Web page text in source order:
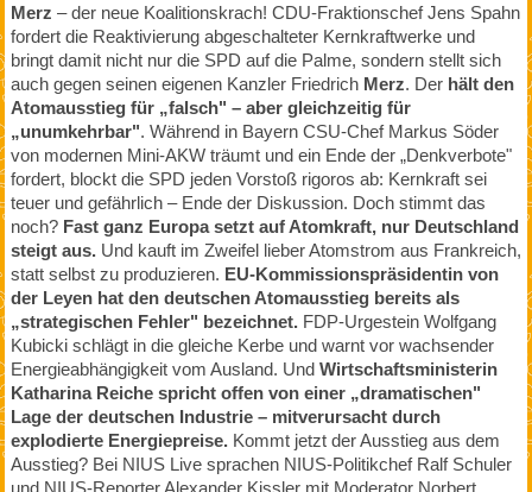
Merz – der neue Koalitionskrach! CDU-Fraktionschef Jens Spahn
fordert die Reaktivierung abgeschalteter Kernkraftwerke und
bringt damit nicht nur die SPD auf die Palme, sondern stellt sich
auch gegen seinen eigenen Kanzler Friedrich Merz. Der hält den
Atomausstieg für „falsch" – aber gleichzeitig für
„unumkehrbar". Während in Bayern CSU-Chef Markus Söder
von modernen Mini-AKW träumt und ein Ende der „Denkverbote"
fordert, blockt die SPD jeden Vorstoß rigoros ab: Kernkraft sei
teuer und gefährlich – Ende der Diskussion. Doch stimmt das
noch? Fast ganz Europa setzt auf Atomkraft, nur Deutschland
steigt aus.Und kauft im Zweifel lieber Atomstrom aus Frankreich,
statt selbst zu produzieren. EU-Kommissionspräsidentin von
der Leyen hat den deutschen Atomausstieg bereits als
„strategischen Fehler" bezeichnet.FDP-Urgestein Wolfgang
Kubicki schlägt in die gleiche Kerbe und warnt vor wachsender
Energieabhängigkeit vom Ausland. Und Wirtschaftsministerin
Katharina Reiche spricht offen von einer „dramatischen"
Lage der deutschen Industrie – mitverursacht durch
explodierte Energiepreise.Kommt jetzt der Ausstieg aus dem
Ausstieg? Bei NIUS Live sprachen NIUS-Politikchef Ralf Schuler
und NIUS-Reporter Alexander Kissler mit Moderator Norbert